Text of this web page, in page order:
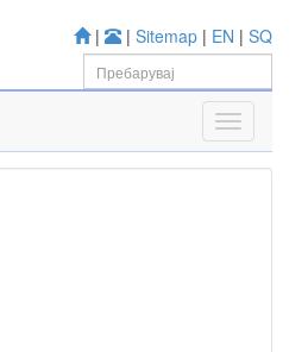
| | Sitemap | EN | SQ